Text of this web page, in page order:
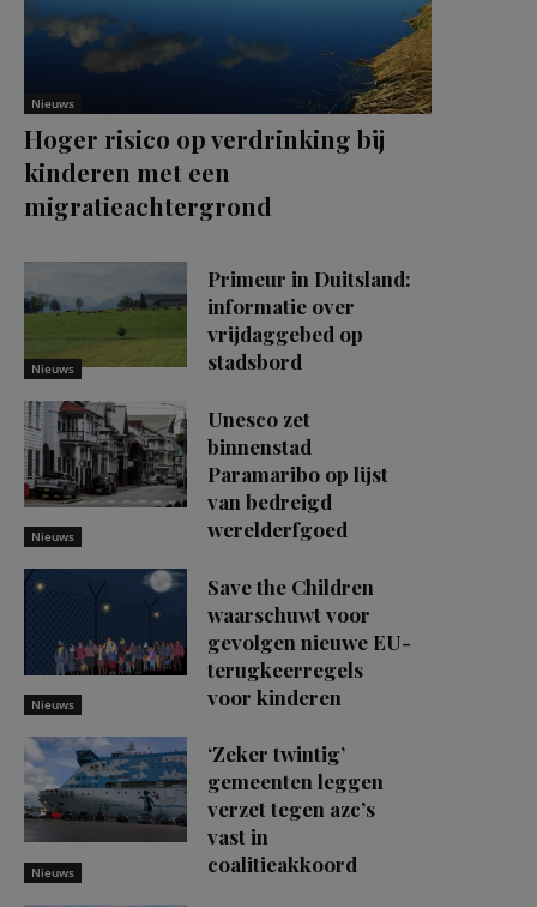
Nieuws
Hoger risico op verdrinking bij
kinderen met een
migratieachtergrond
Nieuws
Primeur in Duitsland:
informatie over
vrijdaggebed op
stadsbord
Nieuws
Unesco zet
binnenstad
Paramaribo op lijst
van bedreigd
werelderfgoed
Nieuws
Save the Children
waarschuwt voor
gevolgen nieuwe EU-
terugkeerregels
voor kinderen
Nieuws
‘Zeker twintig’
gemeenten leggen
verzet tegen azc’s
vast in
coalitieakkoord